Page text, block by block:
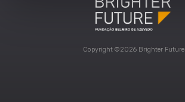
Copyright ©2026 Brighter Future